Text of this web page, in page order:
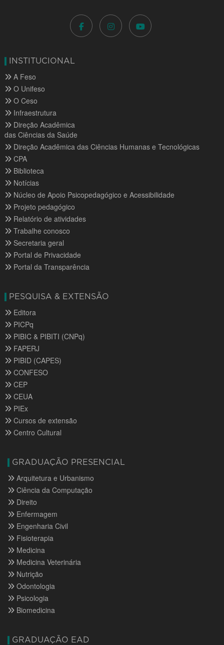
INSTITUCIONAL
A Feso
O Unifeso
O Ceso
Infraestrutura
Direção Acadêmica
das Ciências da Saúde
Direção Acadêmica das Ciências Humanas e Tecnológicas
CPA
Biblioteca
Notícias
Núcleo de Apoio Psicopedagógico e Acessibilidade
Projeto pedagógico
Relatório de atividades
Trabalhe conosco
Secretaria geral
Portal de Privacidade
Portal da Transparência
PESQUISA & EXTENSÃO
Editora
PICPq
PIBIC & PIBITI (CNPq)
FAPERJ
PIBID (CAPES)
CONFESO
CEP
CEUA
PIEx
Cursos de extensão
Centro Cultural
GRADUAÇÃO PRESENCIAL
Arquitetura e Urbanismo
Ciência da Computação
Direito
Enfermagem
Engenharia Civil
Fisioterapia
Medicina
Medicina Veterinária
Nutrição
Odontologia
Psicologia
Biomedicina
GRADUAÇÃO EAD